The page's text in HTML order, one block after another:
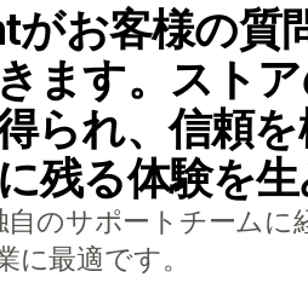
お客様の質
ます。スト
られ、信頼
残る体験を生
のサポートチーム
最適です。